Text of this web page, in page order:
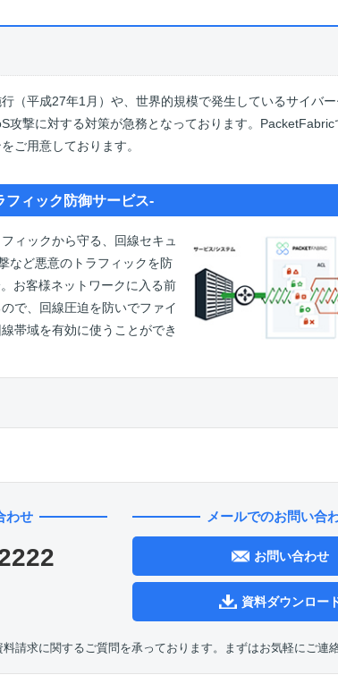
（平成27年1月）や、世界的規模で発生しているサイバ
攻撃に対する対策が急務となっております。
ご用意しております。
ィック防御サービス-
ィックから守る、回線セキュ
など悪意のトラフィックを防
お客様ネットワークに入る前
で、回線圧迫を防いでファイ
帯域を有効に使うことができ
わせ メールでのお問い合
お問い合わせ
資料ダウンロー
請求に関するご質問を承っております。まずはお気軽にご連絡